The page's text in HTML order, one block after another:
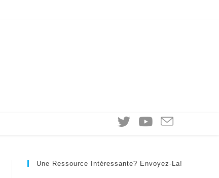
Une Ressource Intéressante? Envoyez-La!